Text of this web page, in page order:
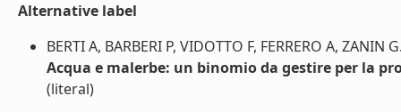
Alternative label
BERTI A, BARBERI P, VIDOTTO F, FERRERO A, ZANIN
Acqua e malerbe: un binomio da gestire per la
(literal)